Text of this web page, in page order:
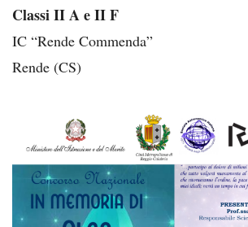
Classi II A e II F
IC “Rende Commenda”
Rende (CS)